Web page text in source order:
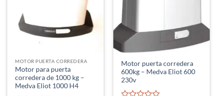
MOTOR PUERTA CORREDERA
Motor para puerta
corredera de 1000 kg –
Medva Eliot 1000 H4
Motor puerta corredera
600kg – Medva Eliot 600
230v